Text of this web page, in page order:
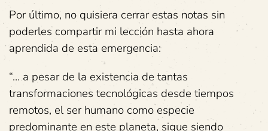
Por último, no quisiera cerrar estas notas sin
poderles compartir mi lección hasta ahora
aprendida de esta emergencia:
“… a pesar de la existencia de tantas
transformaciones tecnológicas desde tiempos
remotos, el ser humano como especie
predominante en este planeta, sigue siendo